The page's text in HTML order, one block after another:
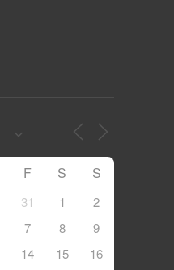
F S S
31 1
2
7 8
9
14 15
16